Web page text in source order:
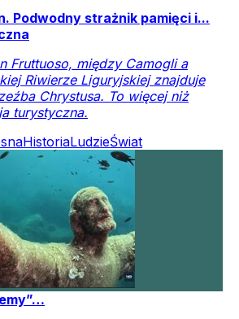
Podwodny strażnik pamięci i...
Fruttuoso, między Camogli a
Riwierze Liguryjskiej znajduje
Chrystusa. To więcej niż
turystyczna.
HistoriaLudzieŚwiat